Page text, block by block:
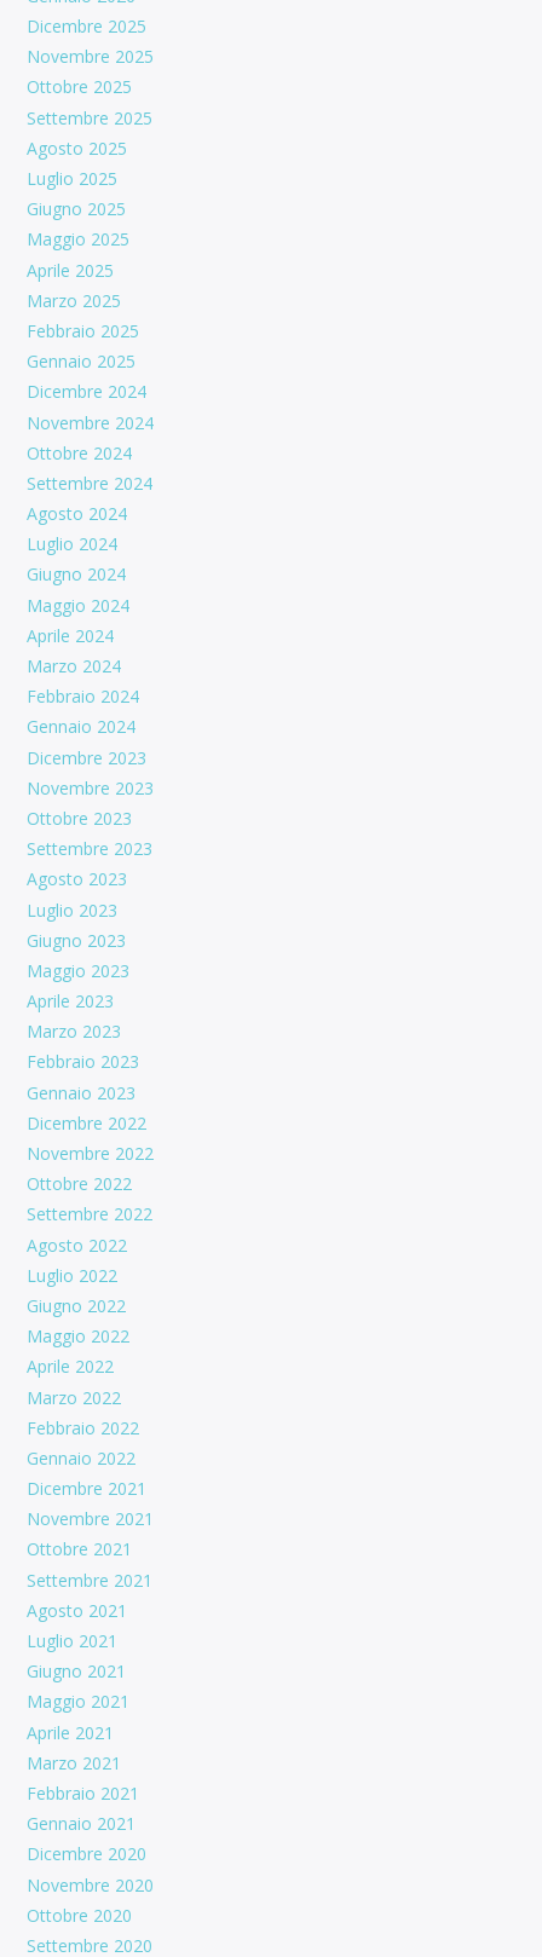
Dicembre 2025
Novembre 2025
Ottobre 2025
Settembre 2025
Agosto 2025
Luglio 2025
Giugno 2025
Maggio 2025
Aprile 2025
Marzo 2025
Febbraio 2025
Gennaio 2025
Dicembre 2024
Novembre 2024
Ottobre 2024
Settembre 2024
Agosto 2024
Luglio 2024
Giugno 2024
Maggio 2024
Aprile 2024
Marzo 2024
Febbraio 2024
Gennaio 2024
Dicembre 2023
Novembre 2023
Ottobre 2023
Settembre 2023
Agosto 2023
Luglio 2023
Giugno 2023
Maggio 2023
Aprile 2023
Marzo 2023
Febbraio 2023
Gennaio 2023
Dicembre 2022
Novembre 2022
Ottobre 2022
Settembre 2022
Agosto 2022
Luglio 2022
Giugno 2022
Maggio 2022
Aprile 2022
Marzo 2022
Febbraio 2022
Gennaio 2022
Dicembre 2021
Novembre 2021
Ottobre 2021
Settembre 2021
Agosto 2021
Luglio 2021
Giugno 2021
Maggio 2021
Aprile 2021
Marzo 2021
Febbraio 2021
Gennaio 2021
Dicembre 2020
Novembre 2020
Ottobre 2020
Settembre 2020